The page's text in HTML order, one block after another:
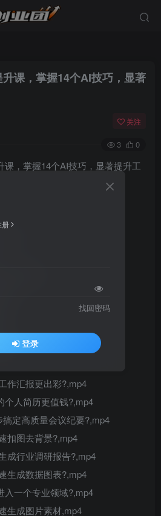
课，掌握14个AI技巧，显著
关注
3 0
手。
际用途。
。
意。
作汇报更出彩?,mp4
个人简历更值钱?,mp4
定高质量会议纪要?,mp4
扣图去背景?,mp4
成行业调研报告?,mp4
生成数据图表?,mp4
入一个专业领域?,mp4
生成图片素材,mp4
册
找回密码
登录